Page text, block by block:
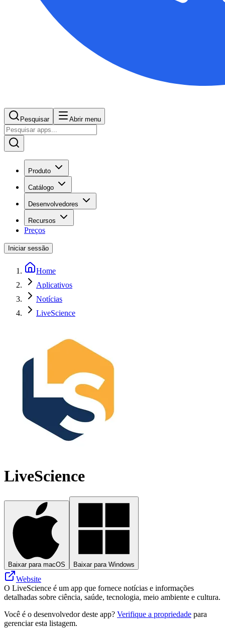
Pesquisar Abrir menu
Produto
Catálogo
Desenvolvedores
Recursos
Preços
Iniciar sessão
Home
Aplicativos
Notícias
LiveScience
LiveScience
Baixar para macOS Baixar para Windows
Website
O LiveScience é um app que fornece notícias e informações
detalhadas sobre ciência, saúde, tecnologia, meio ambiente e cultura.
Você é o desenvolvedor deste app? Verifique a propriedade para
gerenciar esta listagem.